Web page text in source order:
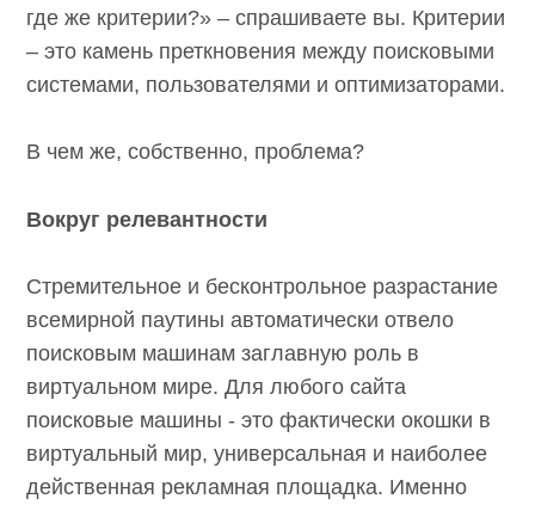
Яндекс. «Хорошо, и где же критерии?» –
спрашиваете вы. Критерии – это камень
преткновения между поисковыми системами,
Стремительное и бесконтрольное
разрастание всемирной паутины
автоматически отвело поисковым машинам
заглавную роль в виртуальном мире. Для
любого сайта поисковые машины - это
фактически окошки в виртуальный мир,